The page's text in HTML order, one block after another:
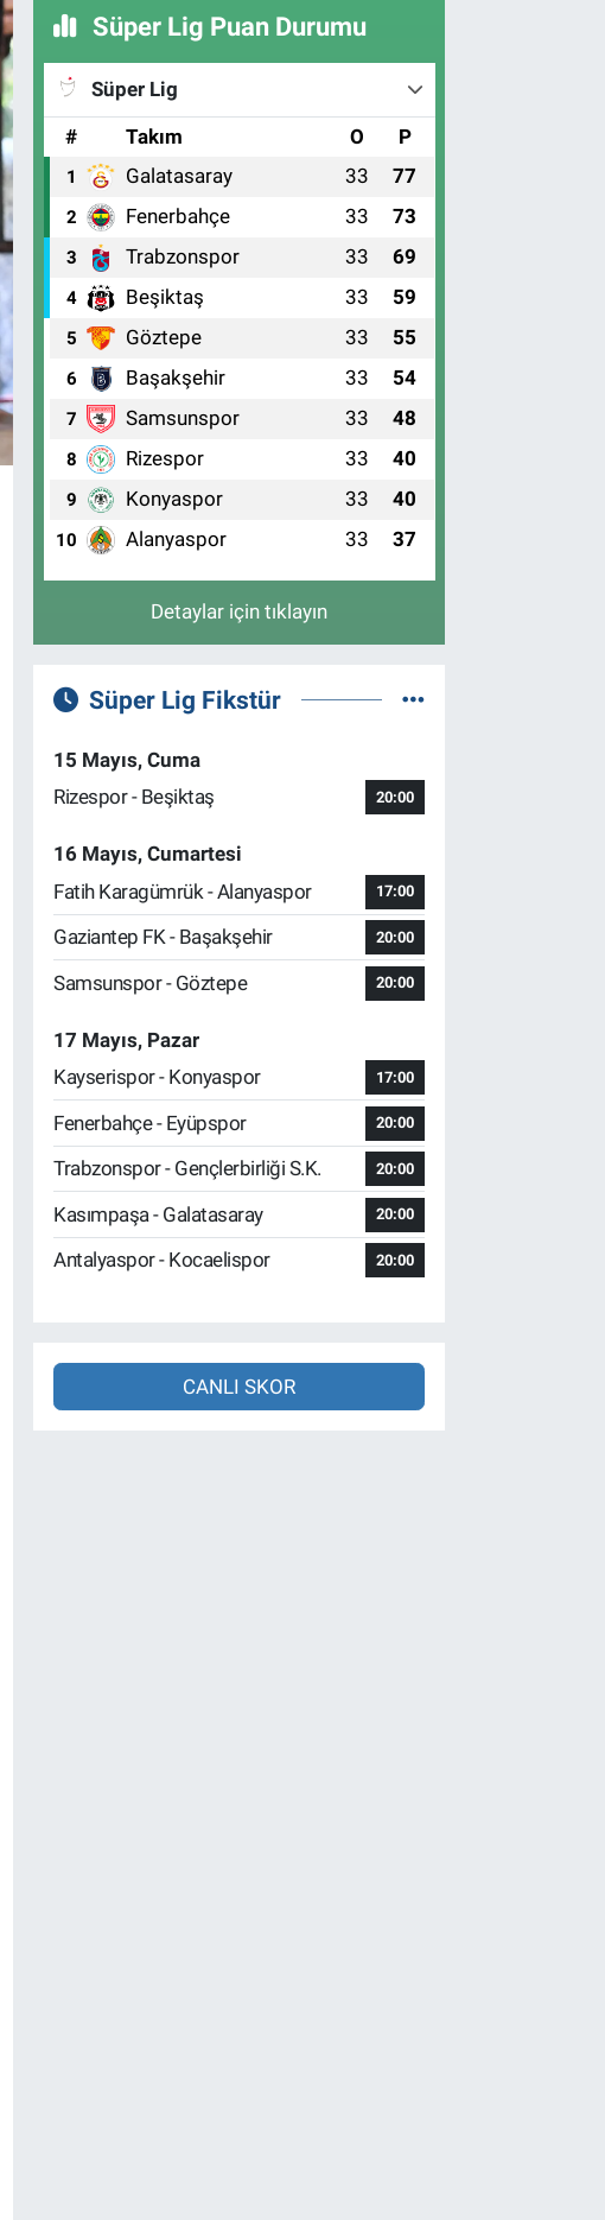
Süper Lig Puan Durumu
Süper Lig
#
Takım O P
1 Galatasaray 33 77
2 Fenerbahçe 33 73
3 Trabzonspor 33 69
4 Beşiktaş 33 59
5 Göztepe 33 55
6 Başakşehir 33 54
7 Samsunspor 33 48
8 Rizespor 33 40
9 Konyaspor 33 40
10 Alanyaspor 33 37
Detaylar için tıklayın
Süper Lig Fikstür
15 Mayıs, Cuma
Rizespor - Beşiktaş
20:00
16 Mayıs, Cumartesi
Fatih Karagümrük - Alanyaspor
17:00
Gaziantep FK - Başakşehir 20:00
Samsunspor - Göztepe 20:00
17 Mayıs, Pazar
Kayserispor - Konyaspor
17:00
Fenerbahçe - Eyüpspor 20:00
Trabzonspor - Gençlerbirliği S.K. 20:00
Kasımpaşa - Galatasaray 20:00
Antalyaspor - Kocaelispor 20:00
CANLI SKOR